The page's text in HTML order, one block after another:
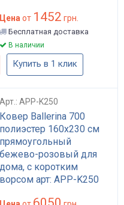
Цена от 1452 грн.
Бесплатная доставка
В наличии
Купить в 1 клик
Арт.: APP-K250
Ковер Ballerina 700
полиэстер 160x230 см
прямоугольный
бежево-розовый для
дома, с коротким
ворсом арт: APP-K250